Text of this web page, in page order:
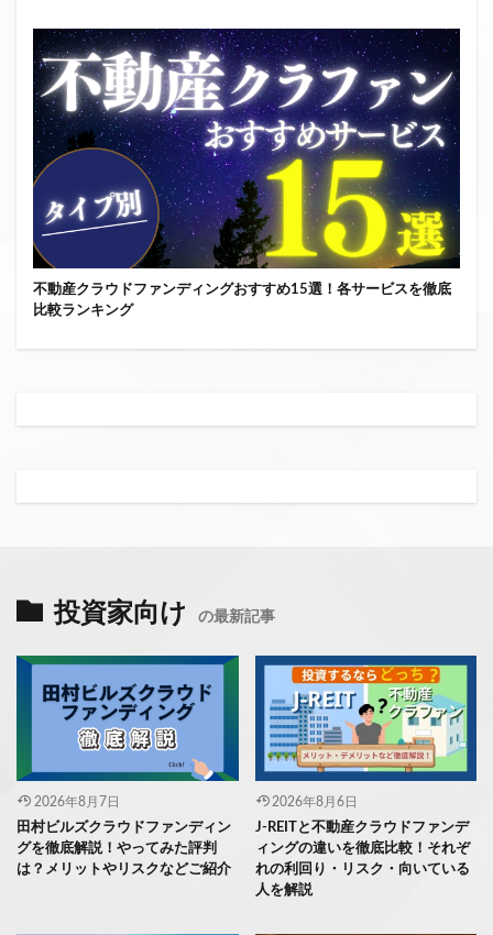
不動産クラウドファンディングおすすめ15選！各サービスを徹底
比較ランキング
投資家向け の最新記事
2026年8月7日
田村ビルズクラウドファンディン
グを徹底解説！やってみた評判
は？メリットやリスクなどご紹介
2026年8月6日
J-REITと不動産クラウドファンデ
ィングの違いを徹底比較！それぞ
れの利回り・リスク・向いている
人を解説